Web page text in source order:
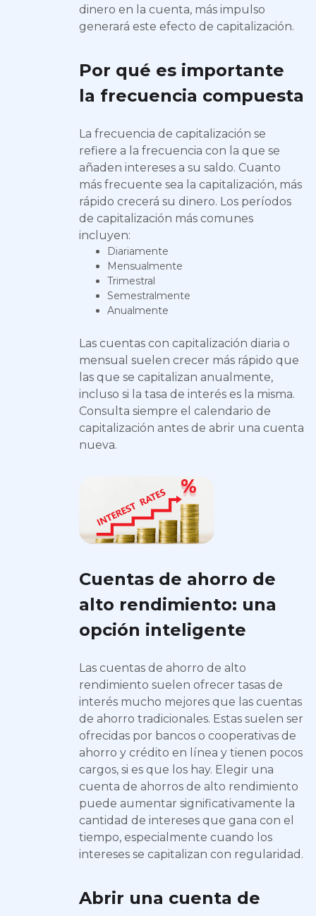
dinero en la cuenta, más impulso
generará este efecto de capitalización.
Por qué es importante
la frecuencia compuesta
La frecuencia de capitalización se
refiere a la frecuencia con la que se
añaden intereses a su saldo. Cuanto
más frecuente sea la capitalización, más
rápido crecerá su dinero. Los períodos
de capitalización más comunes
incluyen:
Diariamente
Mensualmente
Trimestral
Semestralmente
Anualmente
Las cuentas con capitalización diaria o
mensual suelen crecer más rápido que
las que se capitalizan anualmente,
incluso si la tasa de interés es la misma.
Consulta siempre el calendario de
capitalización antes de abrir una cuenta
nueva.
Cuentas de ahorro de
alto rendimiento: una
opción inteligente
Las cuentas de ahorro de alto
rendimiento suelen ofrecer tasas de
interés mucho mejores que las cuentas
de ahorro tradicionales. Estas suelen ser
ofrecidas por bancos o cooperativas de
ahorro y crédito en línea y tienen pocos
cargos, si es que los hay. Elegir una
cuenta de ahorros de alto rendimiento
puede aumentar significativamente la
cantidad de intereses que gana con el
tiempo, especialmente cuando los
intereses se capitalizan con regularidad.
Abrir una cuenta de